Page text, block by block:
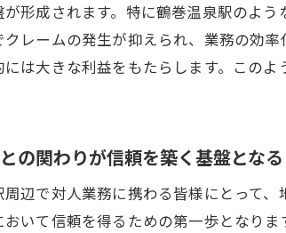
が形成されます。特に鶴巻温泉駅のよ
クレームの発生が抑えられ、業務の効
には大きな利益をもたらします。この
の関わりが信頼を築く基盤となる
辺で対人業務に携わる皆様にとって
いて信頼を得るための第一歩となり